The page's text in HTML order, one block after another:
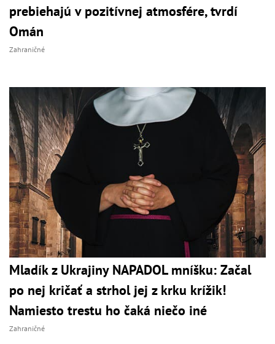
prebiehajú v pozitívnej atmosfére, tvrdí
Omán
Zahraničné
Mladík z Ukrajiny NAPADOL mníšku: Začal
po nej kričať a strhol jej z krku krížik!
Namiesto trestu ho čaká niečo iné
Zahraničné